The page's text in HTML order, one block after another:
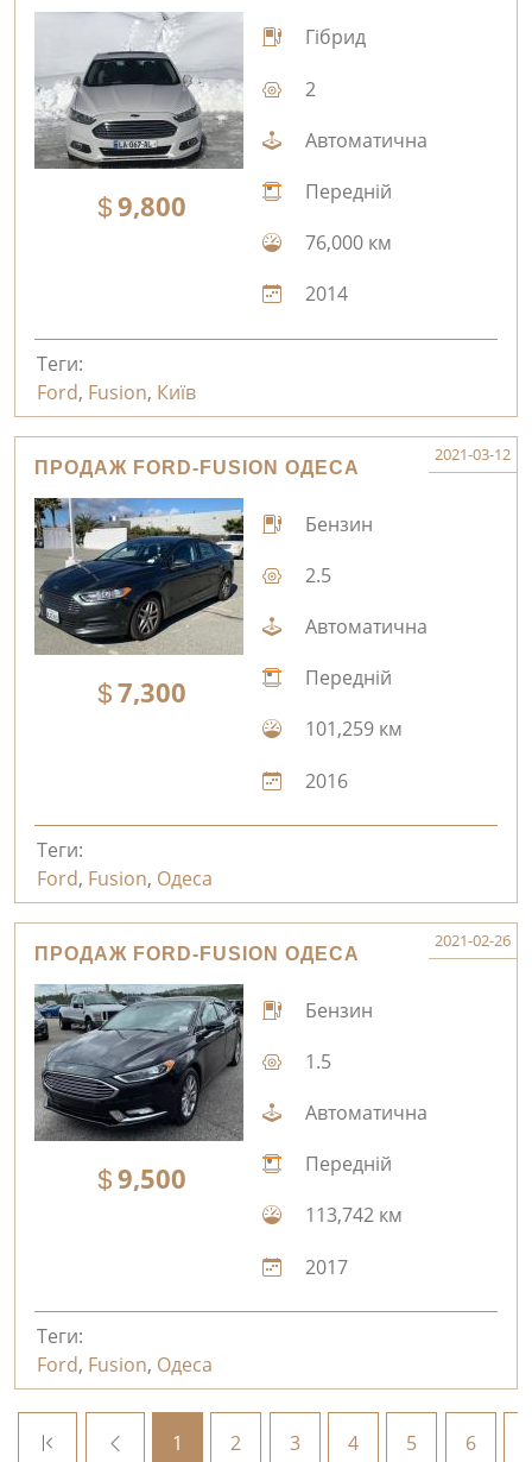
9,800
Гібрид
2
Автоматична
Передній
76,000 км
2014
Теги:
Ford, Fusion, Київ
ПРОДАЖ FORD-FUSION ОДЕСА
2021-03-12
7,300
Бензин
2.5
Автоматична
Передній
101,259 км
2016
Теги:
Ford, Fusion, Одеса
ПРОДАЖ FORD-FUSION ОДЕСА
2021-02-26
9,500
Бензин
1.5
Автоматична
Передній
113,742 км
2017
Теги:
Ford, Fusion, Одеса
1 2 3 4 5 6